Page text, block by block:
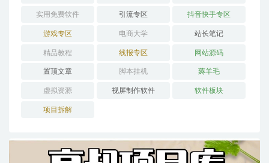
实用免费软件 引流专区 抖音快手专区
游戏专区 电商大学 站长笔记
精品教程 线报专区 网站源码
置顶文章 脚本挂机 薅羊毛
虚拟资源 视屏制作软件 软件板块
项目拆解